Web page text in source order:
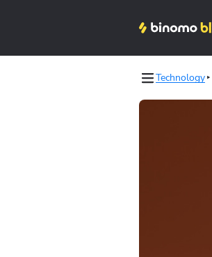
Technology